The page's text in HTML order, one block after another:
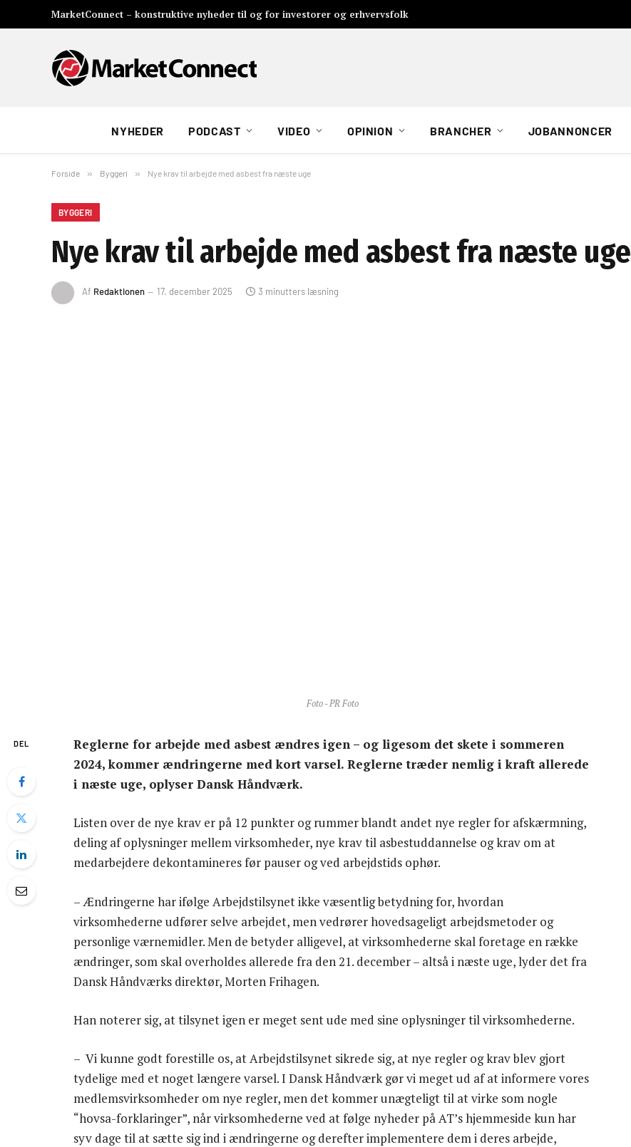
MarketConnect – konstruktive nyheder til og for investorer og erhvervsfolk
NYHEDER PODCAST VIDEO OPINION BRANCHER JOBANNONCER
Forside » Byggeri » Nye krav til arbejde med asbest fra næste uge
BYGGERI
Nye krav til arbejde med asbest fra næste uge
Af Redaktionen 17. december 2025 3 minutters læsning
Foto - PR Foto
DEL
Reglerne for arbejde med asbest ændres igen – og ligesom det skete i sommeren
2024, kommer ændringerne med kort varsel. Reglerne træder nemlig i kraft allerede
i næste uge, oplyser Dansk Håndværk.
Listen over de nye krav er på 12 punkter og rummer blandt andet nye regler for afskærmning,
deling af oplysninger mellem virksomheder, nye krav til asbestuddannelse og krav om at
medarbejdere dekontamineres før pauser og ved arbejdstids ophør.
– Ændringerne har ifølge Arbejdstilsynet ikke væsentlig betydning for, hvordan
virksomhederne udfører selve arbejdet, men vedrører hovedsageligt arbejdsmetoder og
personlige værnemidler. Men de betyder alligevel, at virksomhederne skal foretage en række
ændringer, som skal overholdes allerede fra den 21. december – altså i næste uge, lyder det fra
Dansk Håndværks direktør, Morten Frihagen.
Han noterer sig, at tilsynet igen er meget sent ude med sine oplysninger til virksomhederne.
– Vi kunne godt forestille os, at Arbejdstilsynet sikrede sig, at nye regler og krav blev gjort
tydelige med et noget længere varsel. I Dansk Håndværk gør vi meget ud af at informere vores
medlemsvirksomheder om nye regler, men det kommer unægteligt til at virke som nogle
“hovsa-forklaringer”, når virksomhederne ved at følge nyheder på AT’s hjemmeside kun har
syv dage til at sætte sig ind i ændringerne og derefter implementere dem i deres arbejde,